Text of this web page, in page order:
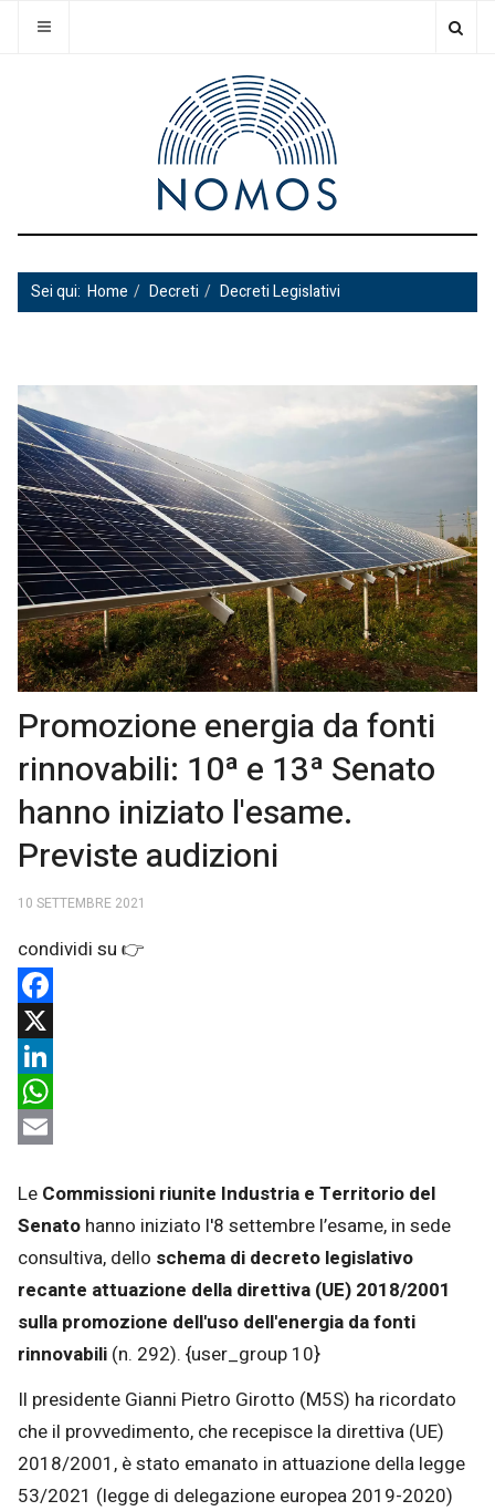
Sei qui: Home Decreti Decreti Legislativi
Promozione energia da fonti
rinnovabili: 10ª e 13ª Senato
hanno iniziato l'esame.
Previste audizioni
10 SETTEMBRE 2021
Facebook
X
LinkedIn
WhatsApp
Le Commissioni riunite Industria e Territorio del
Senato hanno iniziato l'8 settembre l’esame, in sede
consultiva, dello schema di decreto legislativo
recante attuazione della direttiva (UE) 2018/2001
sulla promozione dell'uso dell'energia da fonti
rinnovabili (n. 292). {user_group 10}
Il presidente Gianni Pietro Girotto (M5S) ha ricordato
che il provvedimento, che recepisce la direttiva (UE)
2018/2001, è stato emanato in attuazione della legge
53/2021 (legge di delegazione europea 2019-2020)